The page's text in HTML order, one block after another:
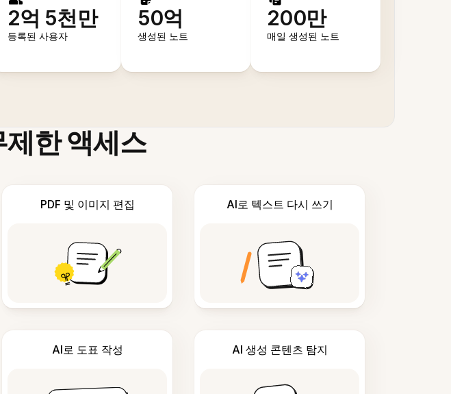
2억 5천만
등록된 사용자
50억
생성된 노트
200만
매일 생성된 노트
한 액세스
PDF 및 이미지 편집 AI로 텍스트 다시 쓰기
AI로 도표 작성 AI 생성 콘텐츠 탐지